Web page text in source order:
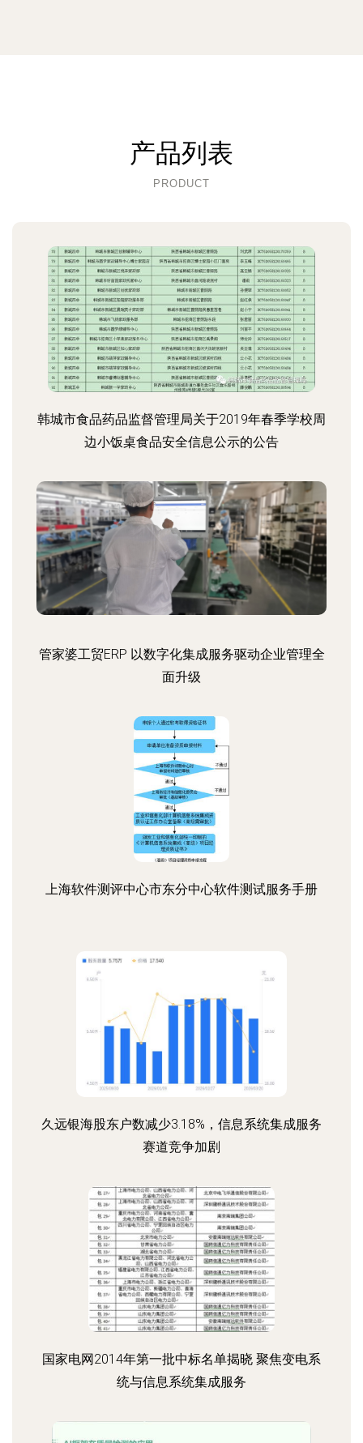
产品列表
PRODUCT
韩城市食品药品监督管理局关于2019年春季学校周
边小饭桌食品安全信息公示的公告
管家婆工贸ERP 以数字化集成服务驱动企业管理全
面升级
上海软件测评中心市东分中心软件测试服务手册
久远银海股东户数减少3.18%，信息系统集成服务
赛道竞争加剧
国家电网2014年第一批中标名单揭晓 聚焦变电系
统与信息系统集成服务